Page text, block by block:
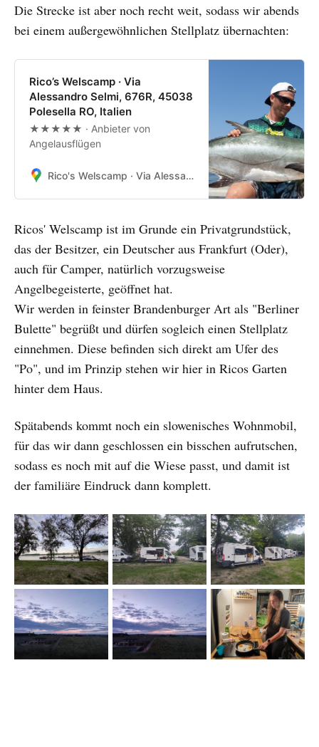
Die Strecke ist aber noch recht weit, sodass wir abends
bei einem außergewöhnlichen Stellplatz übernachten:
Rico’s Welscamp · Via
Alessandro Selmi, 676R, 45038
Polesella RO, Italien
★★★★★ · Anbieter von
Angelausflügen
Rico's Welscamp · Via Alessandro Selmi, 676R, 45038 Polesella RO, Italien
Ricos' Welscamp ist im Grunde ein Privatgrundstück,
das der Besitzer, ein Deutscher aus Frankfurt (Oder),
auch für Camper, natürlich vorzugsweise
Angelbegeisterte, geöffnet hat.
Wir werden in feinster Brandenburger Art als "Berliner
Bulette" begrüßt und dürfen sogleich einen Stellplatz
einnehmen. Diese befinden sich direkt am Ufer des
"Po", und im Prinzip stehen wir hier in Ricos Garten
hinter dem Haus.
Spätabends kommt noch ein slowenisches Wohnmobil,
für das wir dann geschlossen ein bisschen aufrutschen,
sodass es noch mit auf die Wiese passt, und damit ist
der familiäre Eindruck dann komplett.